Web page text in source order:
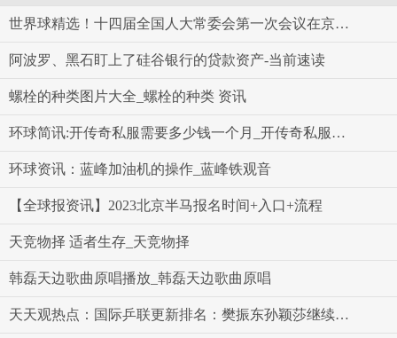
世界球精选！十四届全国人大常委会第一次会议在京举行 赵乐际主持
阿波罗、黑石盯上了硅谷银行的贷款资产-当前速读
螺栓的种类图片大全_螺栓的种类 资讯
环球简讯:开传奇私服需要多少钱一个月_开传奇私服需要多少钱
环球资讯：蓝峰加油机的操作_蓝峰铁观音
【全球报资讯】2023北京半马报名时间+入口+流程
天竞物择 适者生存_天竞物择
韩磊天边歌曲原唱播放_韩磊天边歌曲原唱
天天观热点：国际乒联更新排名：樊振东孙颖莎继续排名世界第一